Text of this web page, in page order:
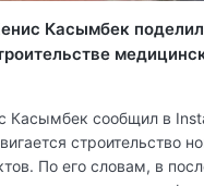
Касымбек
Касымбек сообщил в
строительство
По его словам, в